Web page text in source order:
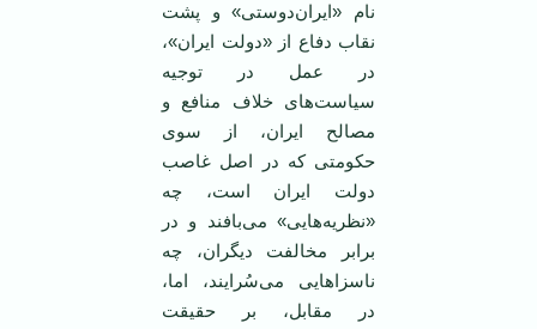
نام «ایران‌دوستی» و پشت
نقاب دفاع از «دولت ایران»،
در عمل در توجیه
سیاست‌های خلاف منافع و
مصالح ایران، از سوی
حکومتی که در اصل غاصب
دولت ایران است، چه
«نظریه‌هایی» می‌بافند و در
برابر مخالفت دیگران، چه
ناسزاهایی می‌سُرایند، اما،
در مقابل، بر حقیقت